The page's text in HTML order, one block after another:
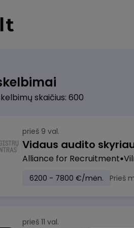
skaičius: 600
prieš 9 val.
Vidaus audito
Alliance for Recruitment
6200 - 7800 €/mėn. Prieš
prieš 11 val.